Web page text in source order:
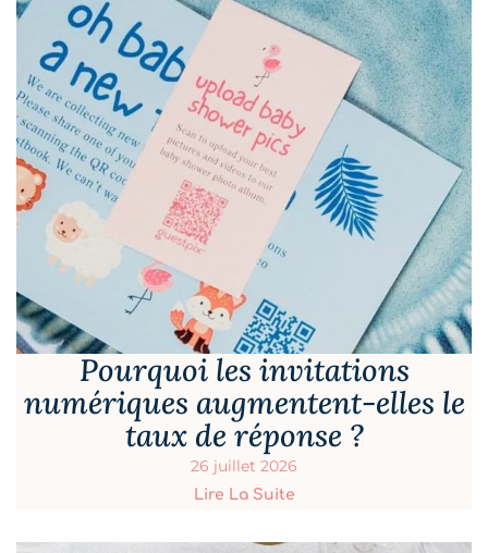
Pourquoi les invitations
numériques augmentent-elles le
taux de réponse ?
26 juillet 2026
Lire La Suite